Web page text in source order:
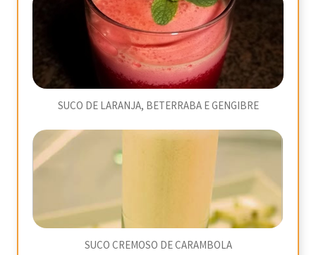
SUCO DE LARANJA, BETERRABA E GENGIBRE
SUCO CREMOSO DE CARAMBOLA